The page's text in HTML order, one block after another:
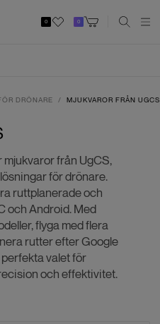
0 0
DRÖNARE MJUKVAROR FRÅN UGCS
mjukvaror från UgCS,
för drönare.
ruttplanerade och
och Android. Med
flyga med flera
rutter efter Google
valet för
och effektivitet.